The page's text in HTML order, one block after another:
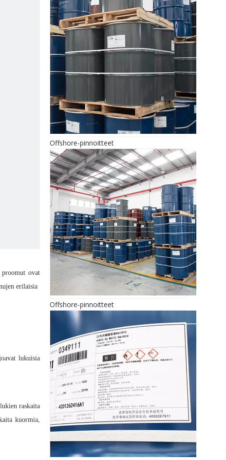
ovat
erilaisia
lukuisia
raskaita
kuormia,
Offshore-pinnoitteet
Offshore-pinnoitteet